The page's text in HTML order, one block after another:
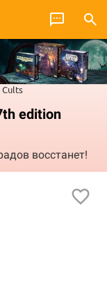
Cults
edition
восстанет!